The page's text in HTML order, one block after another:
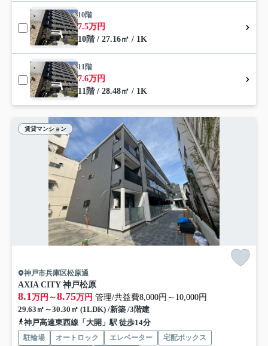
10階
7.5万円
10階 / 27.16㎡ / 1K
11階
7.6万円
11階 / 28.48㎡ / 1K
賃貸マンション
神戸市兵庫区松原通
AXIA CITY 神戸松原
8.1万円～8.75万円 管理/共益費8,000円～10,000円
29.63㎡～30.30㎡ (1LDK) /新築 /3階建
神戸高速東西線「大開」駅 徒歩14分
駐輪場 オートロック エレベーター
宅配ボックス